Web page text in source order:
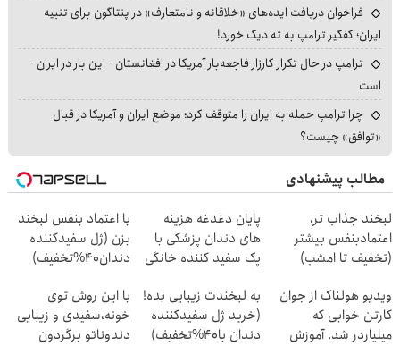
فراخوان دریافت ایده‌های «خلاقانه و نامتعارف» در پنتاگون برای تنبیه
ایران؛ کفگیر ترامپ به ته دیگ خورد!
ترامپ در حال تکرار کارزار فاجعه‌بار آمریکا در افغانستان - این بار در ایران -
است
چرا ترامپ حمله به ایران را متوقف کرد؛ موضع ایران و آمریکا در قبال
«توافق» چیست؟
مطالب پیشنهادی
لبخند جذاب تر،
اعتمادبنفس بیشتر
(تخفیف تا امشب)
پایان دغدغه هزینه
های دندان پزشکی با
پک سفید کننده خانگی
با اعتماد بنفس لبخند
بزن (ژل سفیدکننده
دندان40%تخفیف)
ویدیو هولناک از جوان
کارتن خوابی که
میلیاردر شد. آموزش
به لبخندت زیبایی بده!
(خرید ژل سفیدکننده
دندان با40%تخفیف)
با این روش توی
خونه،سفیدی و زیبایی
دندوناتو برگردون